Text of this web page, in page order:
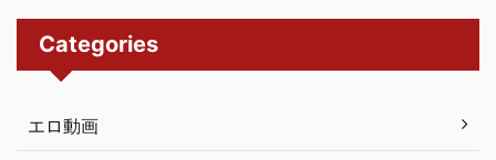
Categories
エロ動画